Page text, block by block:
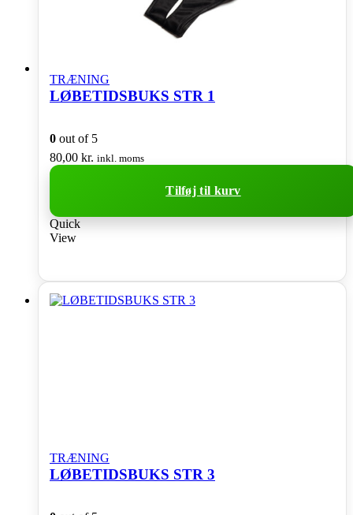
TRÆNING
LØBETIDSBUKS STR 1
0 out of 5
80,00 kr. inkl. moms
Tilføj til kurv
Quick
View
TRÆNING
LØBETIDSBUKS STR 3